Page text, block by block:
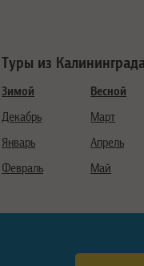
Туры из
Зимой
Декабрь
Январь
Февраль
Весной
Март
Апрель
Май